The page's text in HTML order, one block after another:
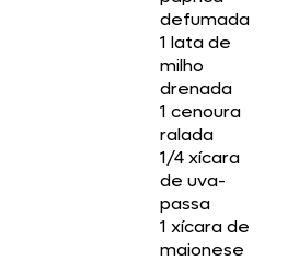
defumada
1 lata de
milho
drenada
1 cenoura
ralada
1/4 xícara
de uva-
passa
1 xícara de
maionese